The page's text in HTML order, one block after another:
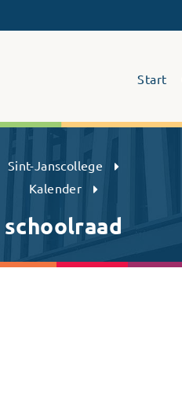
Start
Sint-Janscollege
Kalender
schoolraad